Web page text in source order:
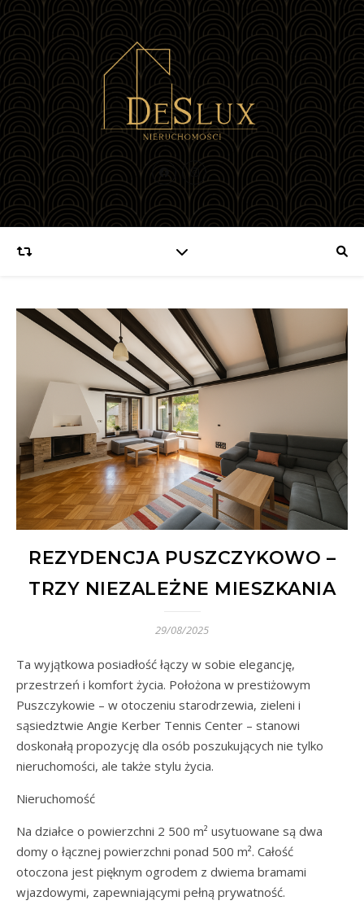
REZYDENCJA PUSZCZYKOWO –
TRZY NIEZALEŻNE MIESZKANIA
29/08/2025
Ta wyjątkowa posiadłość łączy w sobie elegancję,
przestrzeń i komfort życia. Położona w prestiżowym
Puszczykowie – w otoczeniu starodrzewia, zieleni i
sąsiedztwie Angie Kerber Tennis Center – stanowi
doskonałą propozycję dla osób poszukujących nie tylko
nieruchomości, ale także stylu życia.
Nieruchomość
Na działce o powierzchni 2 500 m² usytuowane są dwa
domy o łącznej powierzchni ponad 500 m². Całość
otoczona jest pięknym ogrodem z dwiema bramami
wjazdowymi, zapewniającymi pełną prywatność.